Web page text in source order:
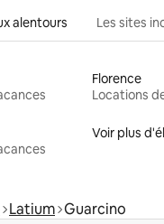
alentours Les sites
Florence
Locations
Voir plus
Latium Guarcino